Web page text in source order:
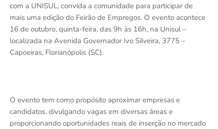
com a UNISUL, convida a comunidade para participar de
mais uma edição do Feirão de Empregos. O evento acontece
16 de outubro, quinta-feira, das 9h às 16h, na Unisul –
localizada na Avenida Governador Ivo Silveira, 3775 –
Capoeiras, Florianópolis (SC).
O evento tem como propósito aproximar empresas e
candidatos, divulgando vagas em diversas áreas e
proporcionando oportunidades reais de inserção no mercado